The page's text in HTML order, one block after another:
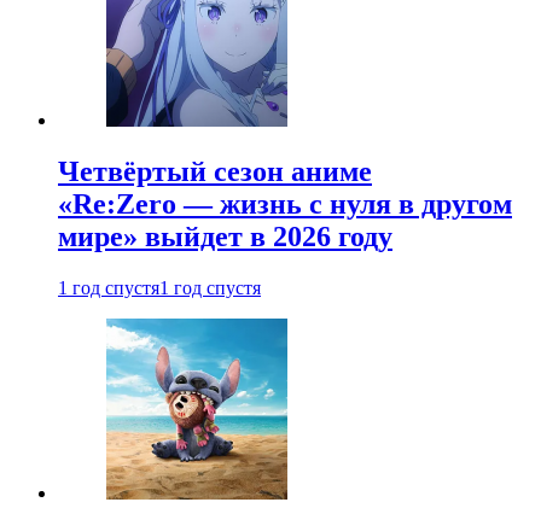
Четвёртый сезон аниме
«Re:Zero — жизнь с нуля в другом
мире» выйдет в 2026 году
1 год спустя1 год спустя